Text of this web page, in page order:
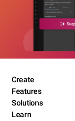
Create
Features
Solutions
Learn